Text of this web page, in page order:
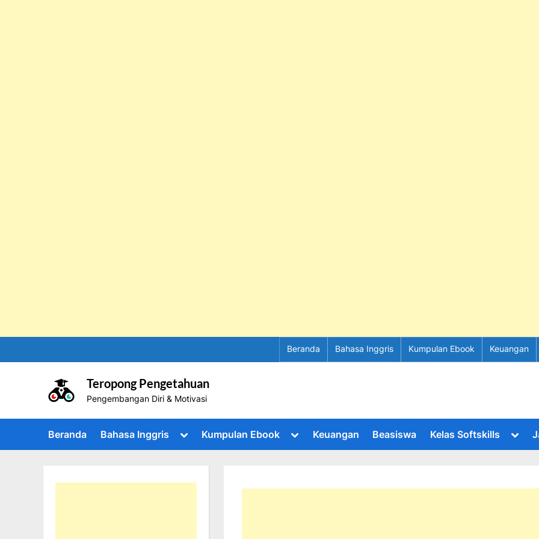
to
Beranda Bahasa Inggris Kumpulan Ebook Keuangan
Teropong Pengetahuan
Pengembangan Diri & Motivasi
Beranda Bahasa Inggris
Toggle
menu
Kumpulan Ebook
Toggle
menu
Keuangan Beasiswa Kelas Softskills
menu